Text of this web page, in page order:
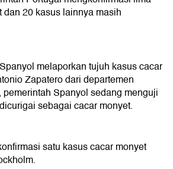
dan 20 kasus lainnya masih
melaporkan tujuh kasus cacar
Zapatero dari departemen
Spanyol sedang menguji
sebagai cacar monyet.
satu kasus cacar monyet